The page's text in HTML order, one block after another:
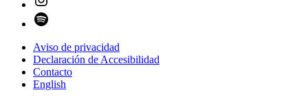
Aviso de privacidad
Declaración de Accesibilidad
Contacto
English